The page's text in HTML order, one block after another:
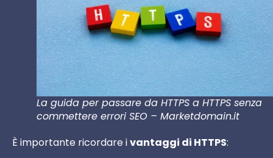
La guida per passare da HTTPS a HTTPS senza
commettere errori SEO – Marketdomain.it
È importante ricordare ivantaggi di HTTPS: